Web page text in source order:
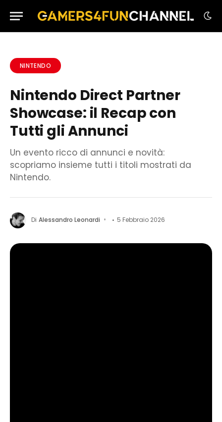
NINTENDO
Nintendo Direct Partner
Showcase: il Recap con
Tutti gli Annunci
Un evento ricco di annunci e novità:
scopriamo insieme tutti i titoli mostrati da
Nintendo.
Di Alessandro Leonardi 5 Febbraio 2026